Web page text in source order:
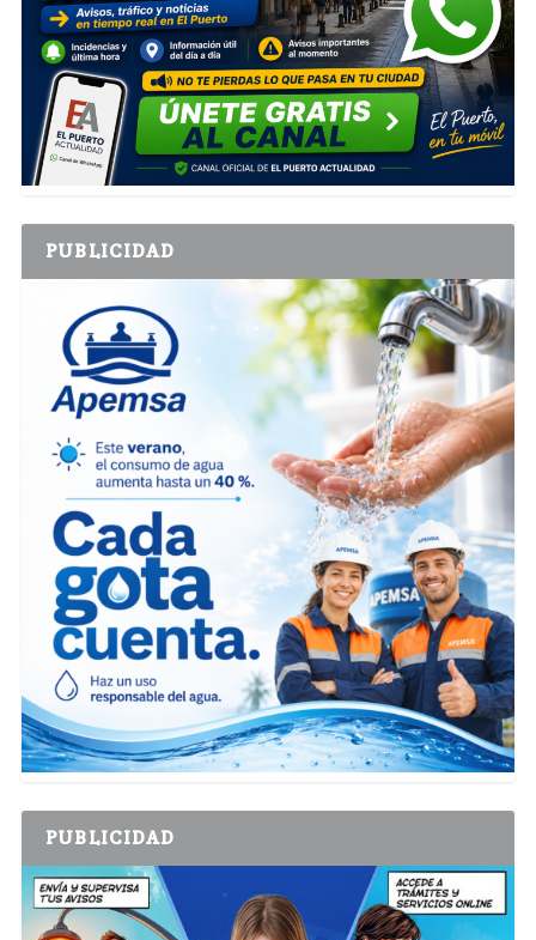
PUBLICIDAD
PUBLICIDAD